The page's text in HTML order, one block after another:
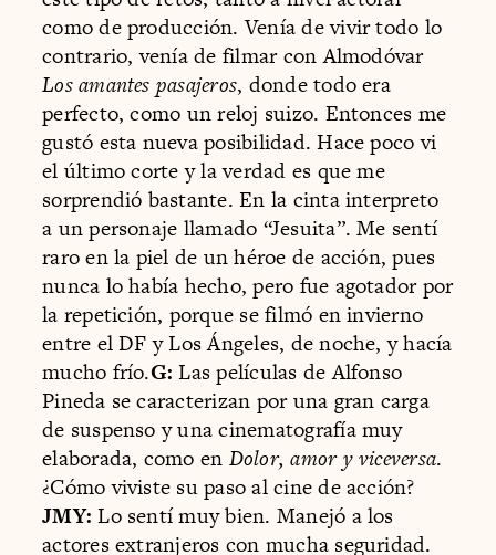
como de producción. Venía de vivir todo lo
contrario, venía de filmar con Almodóvar
Los amantes pasajeros, donde todo era
perfecto, como un reloj suizo. Entonces me
gustó esta nueva posibilidad. Hace poco vi
el último corte y la verdad es que me
sorprendió bastante. En la cinta interpreto
a un personaje llamado “Jesuita”. Me sentí
raro en la piel de un héroe de acción, pues
nunca lo había hecho, pero fue agotador por
la repetición, porque se filmó en invierno
entre el DF y Los Ángeles, de noche, y hacía
mucho frío.G: Las películas de Alfonso
Pineda se caracterizan por una gran carga
de suspenso y una cinematografía muy
elaborada, como en Dolor, amor y viceversa.
¿Cómo viviste su paso al cine de acción?
JMY: Lo sentí muy bien. Manejó a los
actores extranjeros con mucha seguridad.